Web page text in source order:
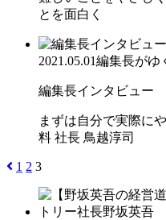
とを面白く
2021.05.01編集長がゆ
編集長インタビュー
まずは自分で実際に
料 社長 鳥越淳司
1 2 3